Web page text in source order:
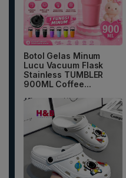
Botol Gelas Minum
Lucu Vacuum Flask
Stainless TUMBLER
900ML Coffee...